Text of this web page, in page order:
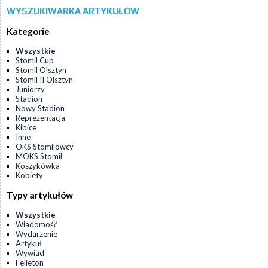
WYSZUKIWARKA ARTYKUŁÓW
Kategorie
Wszystkie
Stomil Cup
Stomil Olsztyn
Stomil II Olsztyn
Juniorzy
Stadion
Nowy Stadion
Reprezentacja
Kibice
Inne
OKS Stomilowcy
MOKS Stomil
Koszykówka
Kobiety
Typy artykułów
Wszystkie
Wiadomość
Wydarzenie
Artykuł
Wywiad
Felieton